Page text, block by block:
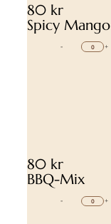
80 kr
Spicy Mango
- +
80 kr
BBQ-Mix
- +